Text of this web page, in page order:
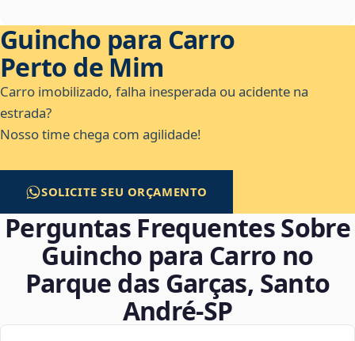
Guincho para Carro
Perto de Mim
Carro imobilizado, falha inesperada ou acidente na
estrada?
Nosso time chega com agilidade!
SOLICITE SEU ORÇAMENTO
Perguntas Frequentes Sobre
Guincho para Carro no
Parque das Garças, Santo
André‑SP